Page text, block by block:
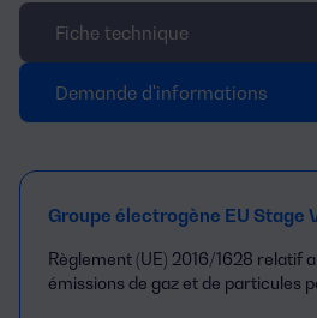
Fiche technique
Demande d'informations
Groupe électrogène EU Stage
Règlement (UE) 2016/1628 relatif
émissions de gaz et de particules